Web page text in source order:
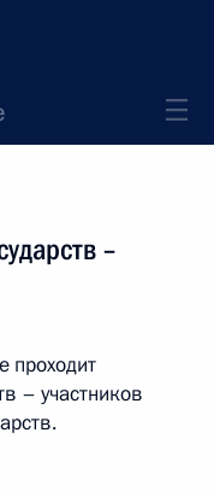
–
– участников